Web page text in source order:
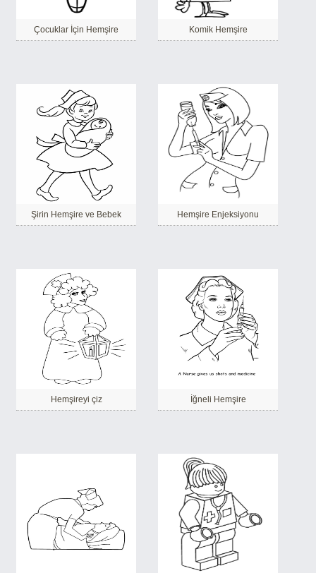
Çocuklar İçin Hemşire Komik Hemşire
Şirin Hemşire ve Bebek Hemşire Enjeksiyonu
Hemşireyi çiz İğneli Hemşire